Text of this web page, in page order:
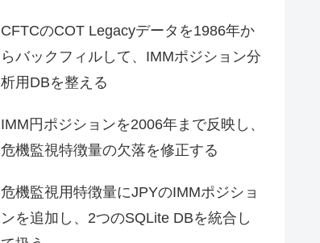
CFTCのCOT Legacyデータを1986年か
らバックフィルして、IMMポジション分
析用DBを整える
IMM円ポジションを2006年まで反映し、
危機監視特徴量の欠落を修正する
危機監視用特徴量にJPYのIMMポジショ
ンを追加し、2つのSQLite DBを統合し